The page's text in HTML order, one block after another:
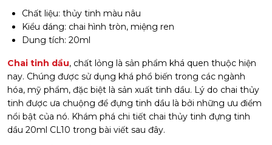
Chất liệu: thủy tinh màu nâu
Kiểu dáng: chai hình tròn, miệng ren
Dung tích: 20ml
Chai tinh dầu, chất lỏng là sản phẩm khá quen thuộc hiện
nay. Chúng được sử dụng khá phổ biến trong các ngành
hóa, mỹ phẩm, đặc biệt là sản xuất tinh dầu. Lý do chai thủy
tinh được ưa chuộng để đựng tinh dầu là bởi những ưu điểm
nổi bật của nó. Khám phá chi tiết chai thủy tinh đựng tinh
dầu 20ml CL10 trong bài viết sau đây.